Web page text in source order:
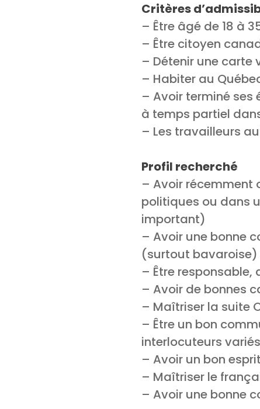
Critères
– Être âgé de 18 à
– Être citoyen
– Détenir une carte
– Habiter au
– Avoir terminé
à temps partiel
– Les travailleurs
Profil recherché
– Avoir récemment
politiques ou dans
important)
– Avoir une bonne
(surtout
– Être
– Avoir de bonnes
– Maîtriser la suite
– Être un bon
interlocuteurs
– Avoir un bon
– Maîtriser le
– Avoir une bonne